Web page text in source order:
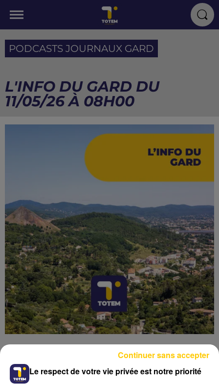
PODCASTS JOURNAUX GARD
L'INFO DU GARD DU
11/05/26 À 08H00
Le respect de votre vie privée est notre priorité
Continuer sans accepter